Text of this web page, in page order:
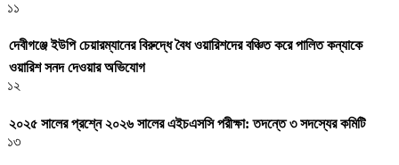
১১
দেবীগঞ্জে ইউপি চেয়ারম্যানের বিরুদ্ধে বৈধ ওয়ারিশদের বঞ্চিত করে পালিত কন্যাকে
ওয়ারিশ সনদ দেওয়ার অভিযোগ
১২
২০২৫ সালের প্রশ্নে ২০২৬ সালের এইচএসসি পরীক্ষা: তদন্তে ৩ সদস্যের কমিটি
১৩